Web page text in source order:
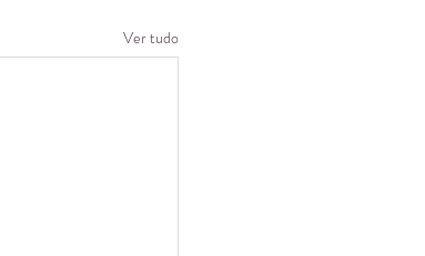
Ver tudo